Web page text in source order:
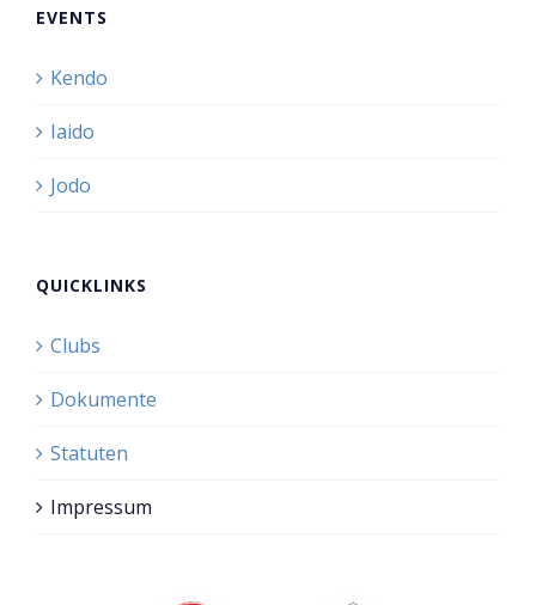
EVENTS
Kendo
Iaido
Jodo
QUICKLINKS
Clubs
Dokumente
Statuten
Impressum